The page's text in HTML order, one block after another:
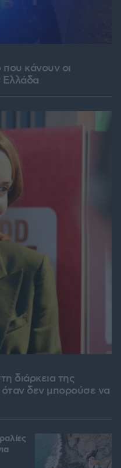
που κάνουν οι
Ελλάδα
διάρκεια της
όταν δεν μπορούσε να